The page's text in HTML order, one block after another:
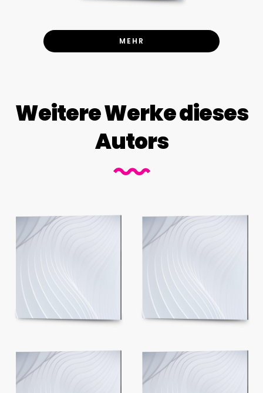
MEHR
Weitere Werke dieses
Autors